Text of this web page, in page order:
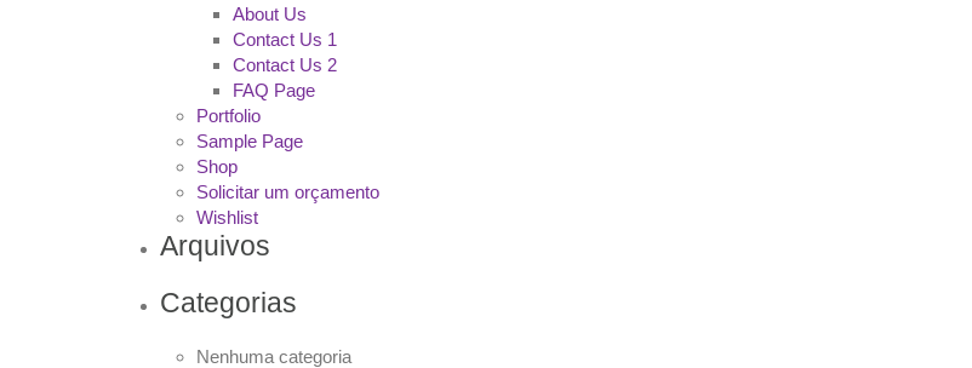
About Us
Contact Us 1
Contact Us 2
FAQ Page
Portfolio
Sample Page
Shop
Solicitar um orçamento
Wishlist
Arquivos
Categorias
Nenhuma categoria